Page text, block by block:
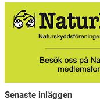
Senaste inläggen